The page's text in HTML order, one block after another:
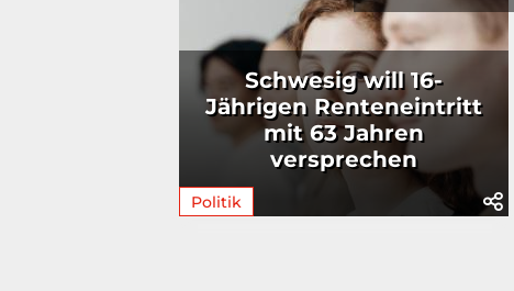
Schwesig will 16-
Jährigen Renteneintritt
mit 63 Jahren
versprechen
Politik